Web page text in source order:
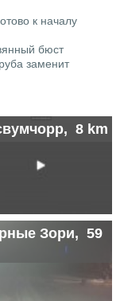
к началу
бюст
заменит
8 km
Зори, 59